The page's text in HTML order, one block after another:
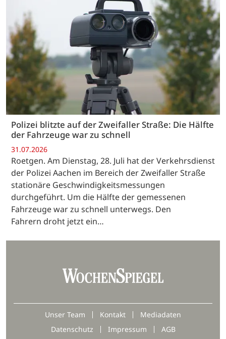
Polizei blitzte auf der Zweifaller Straße: Die Hälfte
der Fahrzeuge war zu schnell
31.07.2026
Roetgen. Am Dienstag, 28. Juli hat der Verkehrsdienst
der Polizei Aachen im Bereich der Zweifaller Straße
stationäre Geschwindigkeitsmessungen
durchgeführt. Um die Hälfte der gemessenen
Fahrzeuge war zu schnell unterwegs. Den
Fahrern droht jetzt ein…
Unser Team Kontakt
Mediadaten
Datenschutz
Impressum
AGB